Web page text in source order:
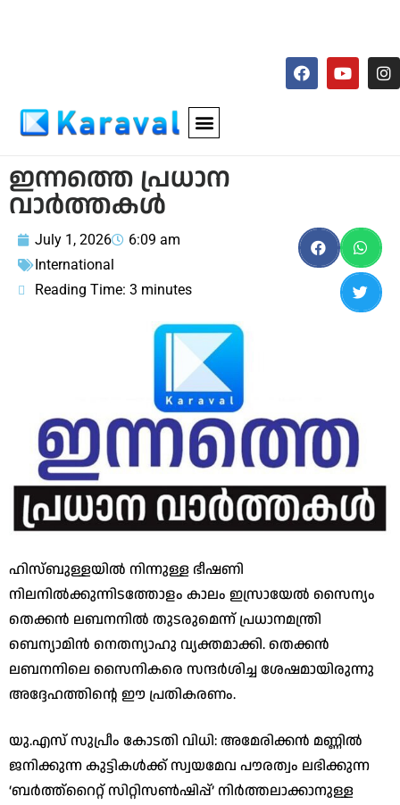
ഇന്നത്തെ പ്രധാന
വാർത്തകൾ
July 1, 2026
6:09 am
International
Reading Time: 3 minutes
ഹിസ്ബുള്ളയിൽ നിന്നുള്ള ഭീഷണി
നിലനിൽക്കുന്നിടത്തോളം കാലം ഇസ്രായേൽ സൈന്യം
തെക്കൻ ലബനനിൽ തുടരുമെന്ന് പ്രധാനമന്ത്രി
ബെന്യാമിൻ നെതന്യാഹു വ്യക്തമാക്കി. തെക്കൻ
ലബനനിലെ സൈനികരെ സന്ദർശിച്ച ശേഷമായിരുന്നു
അദ്ദേഹത്തിന്റെ ഈ പ്രതികരണം.
​യു.എസ് സുപ്രീം കോടതി വിധി: അമേരിക്കൻ മണ്ണിൽ
ജനിക്കുന്ന കുട്ടികൾക്ക് സ്വയമേവ പൗരത്വം ലഭിക്കുന്ന
‘ബർത്ത്‌റൈറ്റ് സിറ്റിസൺഷിപ്പ്’ നിർത്തലാക്കാനുള്ള